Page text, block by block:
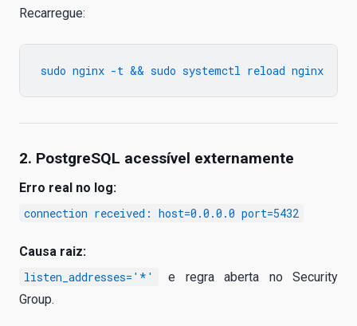
Recarregue:
2. PostgreSQL acessível externamente
Erro real no log:
connection received: host=0.0.0.0 port=5432
Causa raiz:
listen_addresses='*'
e regra aberta no Security
Group.